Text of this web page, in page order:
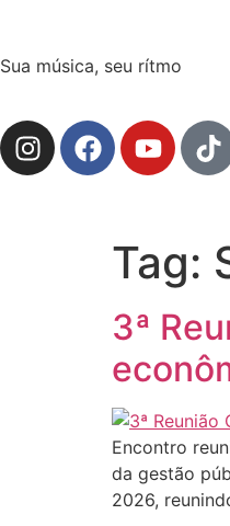
Sua música, seu rítmo
Tag:
3ª
Encontro
da gestão
2026,